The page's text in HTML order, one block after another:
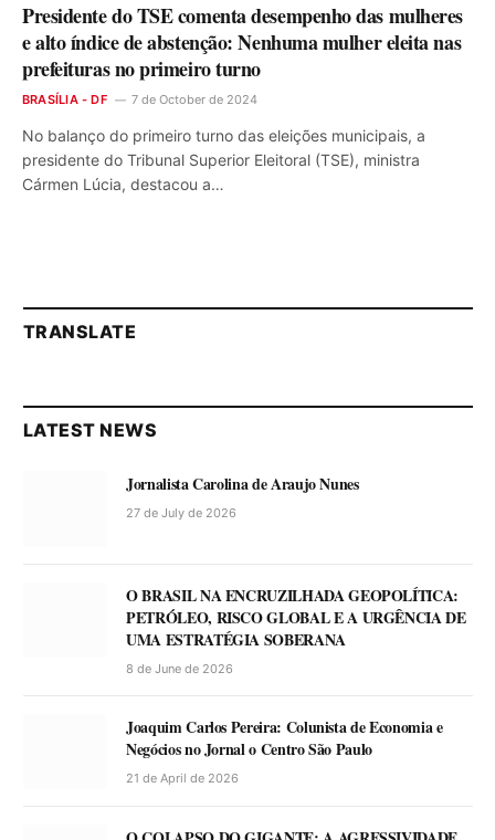
Presidente do TSE comenta desempenho das mulheres
e alto índice de abstenção: Nenhuma mulher eleita nas
prefeituras no primeiro turno
BRASÍLIA - DF 7 de October de 2024
No balanço do primeiro turno das eleições municipais, a
presidente do Tribunal Superior Eleitoral (TSE), ministra
Cármen Lúcia, destacou a…
TRANSLATE
LATEST NEWS
Jornalista Carolina de Araujo Nunes
27 de July de 2026
O BRASIL NA ENCRUZILHADA GEOPOLÍTICA:
PETRÓLEO, RISCO GLOBAL E A URGÊNCIA DE
UMA ESTRATÉGIA SOBERANA
8 de June de 2026
Joaquim Carlos Pereira: Colunista de Economia e
Negócios no Jornal o Centro São Paulo
21 de April de 2026